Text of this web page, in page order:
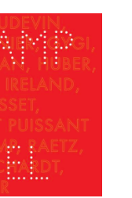
Bisky
chez
Fabienne
Levy